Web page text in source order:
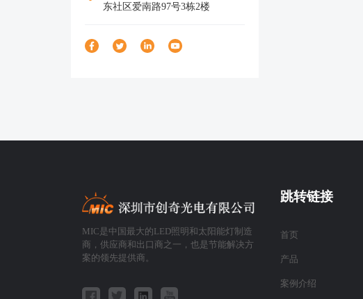
东社区爱南路97号3栋2楼
MIC是中国最大的LED照明和太阳能灯制造
商，供应商和出口商之一，也是节能解决方
案的领先提供商。
跳转链接
首页
产品
案例介绍